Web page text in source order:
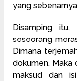
yang
Disamping itu,
seseorang
Dimana
dokumen. Maka
maksud dan